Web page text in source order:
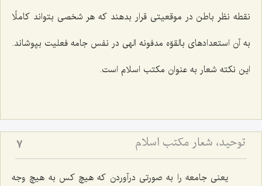
نقطه نظر باطن در موقعیتی قرار بدهند كه هر شخصی بتواند كاملًا
به آن استعدادهای بالقوّه مدفونه الهی در نفس جامه فعلیت بپوشاند.
این نكته شعار به عنوان مكتب اسلام است.
توحید، شعار مكتب اسلام 7
یعنی جامعه را به صورتی درآوردن كه هیچ كس به هیچ وجه